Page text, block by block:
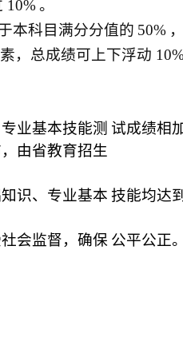
10%。
本科目满分分值的 50%
，总成绩可上下浮动
业基本技能测 试成绩相
由省教育招生
识、专业基本 技能均达
会监督，确保 公平公正